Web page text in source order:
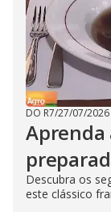
DO R7/27/07/2026
Aprenda
Descubra os
este clássico